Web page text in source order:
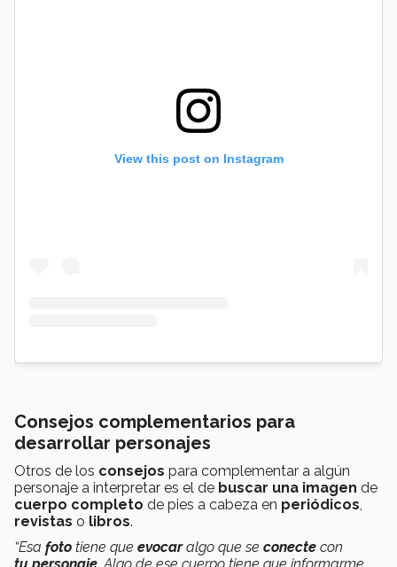
View this post on Instagram
Consejos complementarios para
desarrollar personajes
Otros de los consejos para complementar a algún
personaje a interpretar es el de buscar una imagen de
cuerpo completo de pies a cabeza en periódicos,
revistas o libros.
“Esa foto tiene que evocaralgo que se conecte con